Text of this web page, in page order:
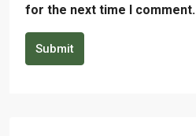
for the next time I comment.
Submit